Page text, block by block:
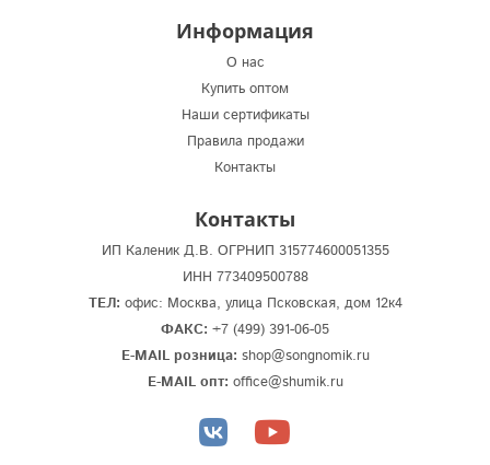
Информация
О нас
Купить оптом
Наши сертификаты
Правила продажи
Контакты
Контакты
ИП Каленик Д.В. ОГРНИП 315774600051355
ИНН 773409500788
ТЕЛ: офис: Москва, улица Псковская, дом 12к4
ФАКС: +7 (499) 391-06-05
E-MAIL розница: shop@songnomik.ru
E-MAIL опт: office@shumik.ru